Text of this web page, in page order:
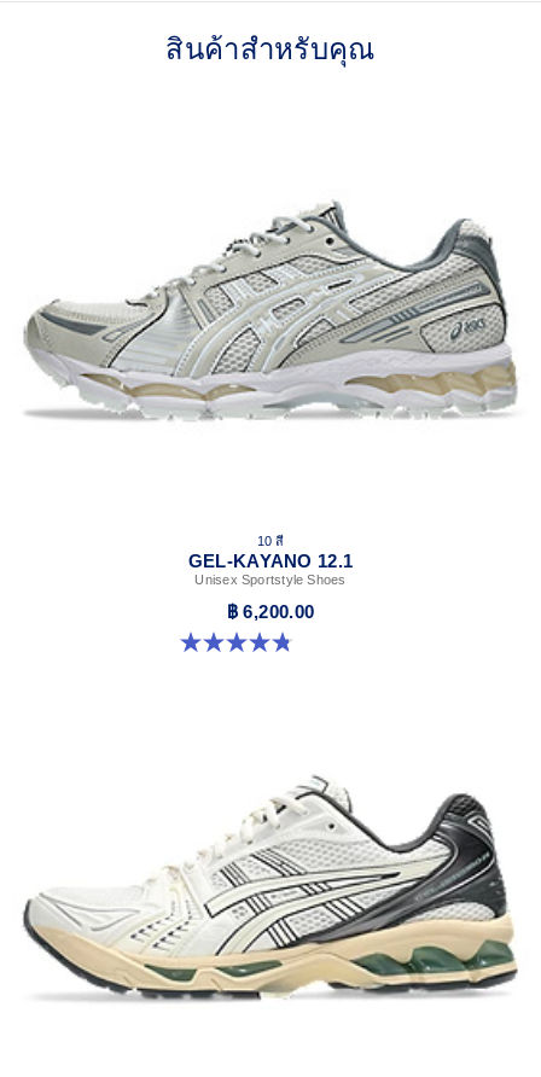
2010s design aesthetics
GUIDANCE TRUSSTIC™ support system helps improve
At least 30% of the upper material is made with
The sockliner is produced with the solution dyeing
process that reduces water usage by approximately
33% and carbon emissions by approximately 45%
compared to the conventional dyeing technologys
สินค้าสำหรับคุณ
10 สี
GEL-KAYANO 12.1
Unisex Sportstyle Shoes
฿ 6,200.00
4.8 จาก 5 ดาว 208 รีวิว